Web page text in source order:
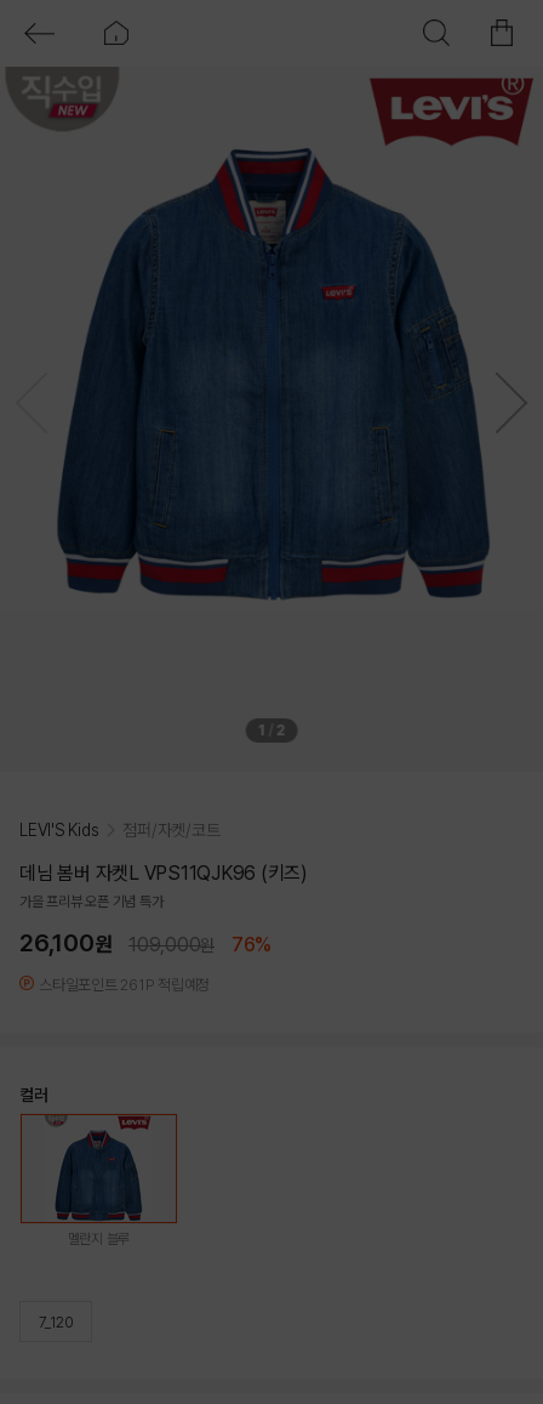
1 2
LEVI'S Kids 점퍼/자켓/코트
데님 봄버 자켓L VPS11QJK96 (키즈)
가을 프리뷰 오픈 기념 특가
26,100원 109,000원 76%
스타일포인트 261P 적립예정
컬러
멜란지 블루
7_120